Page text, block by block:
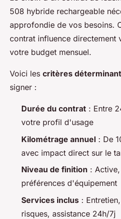
508 hybride rechargeable
approfondie de vos besoins.
contrat influence directement
votre budget mensuel.
Voici les critères
signer :
Durée du contrat : Entre
votre profil d'usage
Kilométrage annuel : De
avec impact direct sur le
Niveau de finition :
préférences d'équipement
Services inclus :
risques, assistance 24h/7j